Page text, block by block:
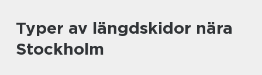
Typer av längdskidor nära
Stockholm